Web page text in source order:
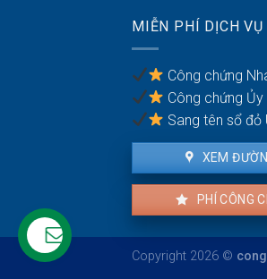
MIỄN PHÍ DỊCH
Công chứng
Công chứng Ủy
Sang tên sổ đỏ
XEM
PHÍ CÔNG
Copyright 2026 ©